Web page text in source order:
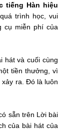
tiếng Hàn hiệu
trình học, vui
cụ miễn phí của
hát và cuối cùng
tiền thưởng, vì
ra. Đó là luôn
sẵn trên Lời bài
của bài hát của